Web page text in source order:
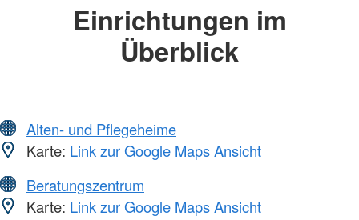
Einrichtungen im
Überblick
Alten- und Pflegeheime
Karte: Link zur Google Maps Ansicht
Beratungszentrum
Karte: Link zur Google Maps Ansicht